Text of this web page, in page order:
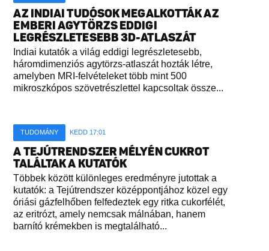
AZ INDIAI TUDÓSOK MEGALKOTTÁK AZ
EMBERI AGYTÖRZS EDDIGI
LEGRÉSZLETESEBB 3D-ATLASZÁT
Indiai kutatók a világ eddigi legrészletesebb,
háromdimenziós agytörzs-atlaszát hozták létre,
amelyben MRI-felvételeket több mint 500
mikroszkópos szövetrészlettel kapcsoltak össze...
TUDOMÁNY KEDD 17:01
A TEJÚTRENDSZER MÉLYÉN CUKROT
TALÁLTAK A KUTATÓK
Többek között különleges eredményre jutottak a
kutatók: a Tejútrendszer középpontjához közel egy
óriási gázfelhőben felfedeztek egy ritka cukorfélét,
az eritrózt, amely nemcsak málnában, hanem
barnító krémekben is megtalálható...